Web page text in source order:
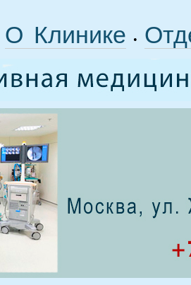
О Клинике •